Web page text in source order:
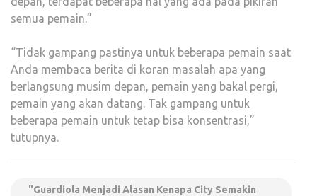
semua pemain.”
“Tidak gampang pastinya untuk beberapa pemain saat
Anda membaca berita di koran masalah apa yang
berlangsung musim depan, pemain yang bakal pergi,
pemain yang akan datang. Tak gampang untuk
beberapa pemain untuk tetap bisa konsentrasi,”
tutupnya.
"Guardiola Menjadi Alasan Kenapa City Semakin